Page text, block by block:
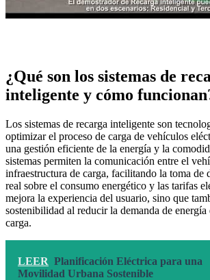
¿Qué son los sistemas de
inteligente y cómo
Los sistemas de recarga inteligente son
optimizar el proceso de carga de vehículos
una gestión eficiente de la energía y la
sistemas permiten la comunicación entre el
infraestructura de carga, facilitando la toma de
real sobre el consumo energético y las tarifas
mejora la experiencia del usuario, sino que
sostenibilidad al reducir la demanda de energía
carga.
LEER Planificación Eléctrica para una
Movilidad Urbana Sostenible